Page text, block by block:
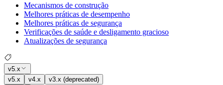
Mecanismos de construção
Melhores práticas de desempenho
Melhores práticas de segurança
Verificações de saúde e desligamento gracioso
Atualizações de segurança
v5.x
v5.x
v4.x
v3.x (deprecated)